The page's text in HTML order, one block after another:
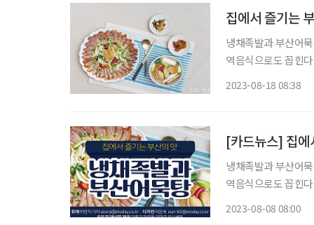
집에서 즐기는
냉채족발과 부산어
역음식으로도 꼽힌
2023-08-18 08:38
[카드뉴스] 집에
냉채족발과 부산어
역음식으로도 꼽힌
2023-08-08 08:00